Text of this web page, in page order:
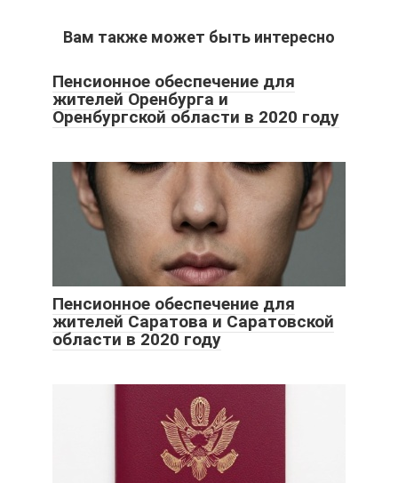
Вам также может быть интересно
Пенсионное обеспечение для
жителей Оренбурга и
Оренбургской области в 2020 году
Пенсионное обеспечение для
жителей Саратова и Саратовской
области в 2020 году